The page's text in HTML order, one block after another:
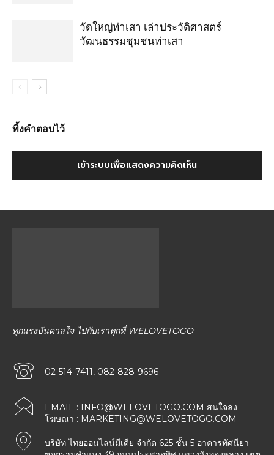
วัดใหญ่ท่าเสา เล่าประวัติศาสตร์
วัฒนธรรมชุมชนท่าเสา
ทิ้งคำตอบไว้
เข้าระบบเพื่อแสดงความคิดเห็น
ทุกแรงบันดาลใจ ไปกับเราทุกที่ WELOVETOGO
02-514-7411, 082-828-9696
EMAIL : INFO@WELOVETOGO.COM สนใจลง
โฆษณา : MARKETING@WELOVETOGO.COM
บริษัท ไทยออนไลน์มีเดีย จำกัด 625 ชั้น 5 อาคารทัศนียา